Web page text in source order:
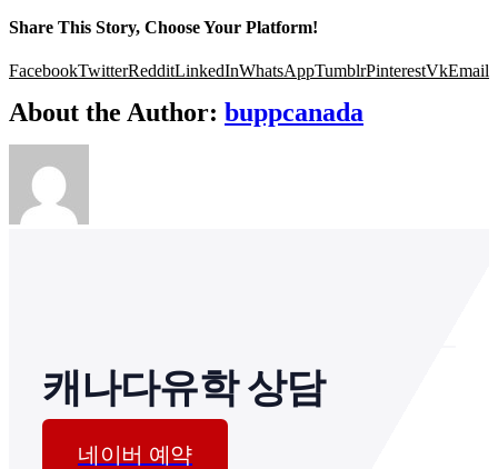
Share This Story, Choose Your Platform!
FacebookTwitterRedditLinkedInWhatsAppTumblrPinterestVkEmail
About the Author: buppcanada
캐나다유학 상담
네이버 예약